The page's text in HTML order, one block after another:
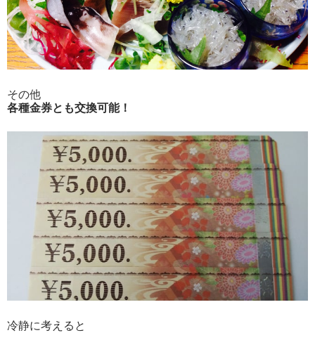
その他
各種金券とも交換可能！
冷静に考えると